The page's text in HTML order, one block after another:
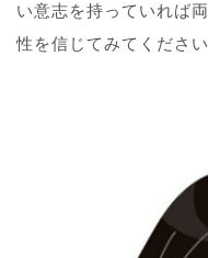
い意志を持っていれば
性を信じてみてください